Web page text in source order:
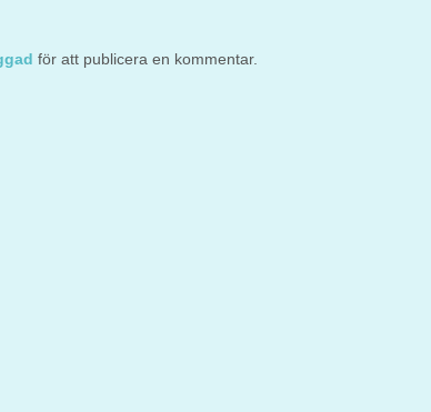
för att publicera en kommentar.